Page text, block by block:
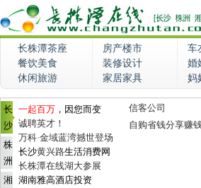
长株潭茶座 房产楼市 车
餐饮美食
装修设计 婚
休闲旅游
家居家具 妈
长
沙
株
洲
湘
一起百万 ，因您而变
诚聘英才！
万科·金域蓝湾撼世登场
长沙黄兴路生活消费网
长株潭在线湖大参展
湖南雅高酒店投资
信客公司
自购省钱分享赚钱